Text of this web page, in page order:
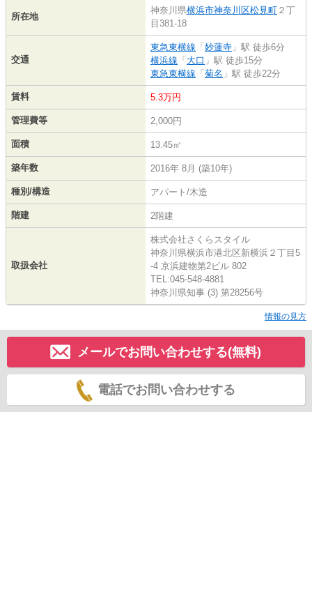
所在地
神奈川県横浜市神奈川区松見町 ２丁
目381-18
交通
東急東横線 「 妙蓮寺 」駅 徒歩6分
横浜線 「 大口 」駅 徒歩15分
東急東横線 「 菊名 」駅 徒歩22分
賃料 5.3万円
管理費等 2,000円
面積 13.45㎡
築年数 2016年 8月 (築10年)
種別/構造 アパート/木造
階建 2階建
取扱会社
株式会社さくらスタイル
神奈川県横浜市港北区新横浜２丁目5
-4 京浜建物第2ビル 802
TEL:045-548-4881
神奈川県知事 (3) 第28256号
情報の見方
メールでお問い合わせする(無料)
電話でお問い合わせする